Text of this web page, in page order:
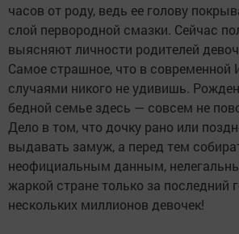
часов от роду, ведь ее голову
слой первородной смазки. Сейчас
выясняют личности родителей
Самое страшное, что в современной
случаями никого не удивишь.
бедной семье здесь — совсем не
Дело в том, что дочку рано или
выдавать замуж, а перед тем
неофициальным данным,
жаркой стране только за последний
нескольких миллионов девочек!